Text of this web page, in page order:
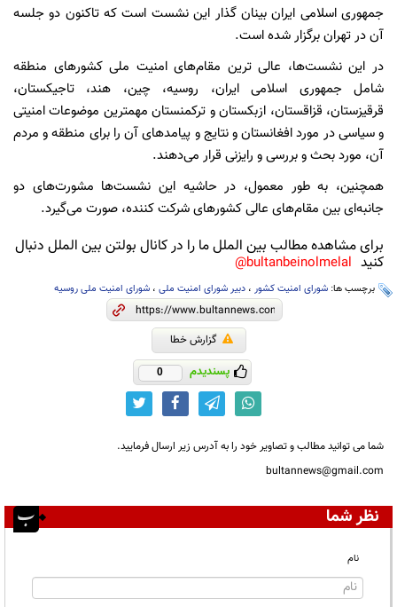
جمهوری اسلامی ایران بینان گذار این نشست است که تاکنون دو جلسه
آن در تهران برگزار شده است.
در این نشست‌ها، عالی ترین مقام‌های امنیت ملی کشورهای منطقه
شامل جمهوری اسلامی ایران، روسیه، چین، هند، تاجیکستان،
قرقیزستان، قزاقستان، ازبکستان و ترکمنستان مهمترین موضوعات امنیتی
و سیاسی در مورد افغانستان و نتایج و پیامدهای آن را برای منطقه و مردم
آن، مورد بحث و بررسی و رایزنی قرار می‌دهند.
همچنین، به طور معمول، در حاشیه این نشست‌ها مشورت‌های دو
جانبه‌ای بین مقام‌های عالی کشورهای شرکت کننده، صورت می‌گیرد.
برای مشاهده مطالب بین الملل ما را در کانال بولتن بین الملل دنبال
کنید bultanbeinolmelal@
برچسب ها: شورای امنیت کشور ، دبیر شورای امنیت ملی ، شورای امنیت ملی روسیه
گزارش خطا
پسندیدم 0
شما می توانید مطالب و تصاویر خود را به آدرس زیر ارسال فرمایید.
bultannews@gmail.com
نظر شما
نام